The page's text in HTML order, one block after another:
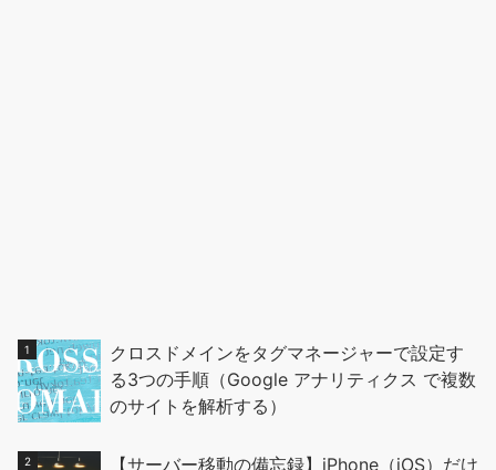
クロスドメインをタグマネージャーで設定す
る3つの手順（Google アナリティクス で複数
のサイトを解析する）
【サーバー移動の備忘録】iPhone（iOS）だけ